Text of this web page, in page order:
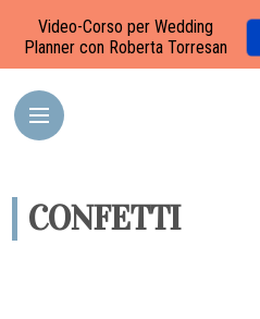
CONFETTI
Video-Corso per Wedding
Planner con Roberta Torresan